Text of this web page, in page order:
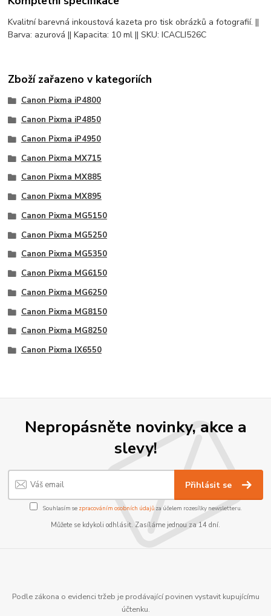
Kvalitní barevná inkoustová kazeta pro tisk obrázků a fotografií. ||
Barva: azurová || Kapacita: 10 ml || SKU: ICACLI526C
Zboží zařazeno v kategoriích
Canon Pixma iP4800
Canon Pixma iP4850
Canon Pixma iP4950
Canon Pixma MX715
Canon Pixma MX885
Canon Pixma MX895
Canon Pixma MG5150
Canon Pixma MG5250
Canon Pixma MG5350
Canon Pixma MG6150
Canon Pixma MG6250
Canon Pixma MG8150
Canon Pixma MG8250
Canon Pixma IX6550
Nepropásněte novinky, akce a
slevy!
Přihlásit se
Souhlasím se zpracováním osobních údajůza účelem rozesílky newsletteru.
Můžete se kdykoli odhlásit. Zasíláme jednou za 14 dní.
Podle zákona o evidenci tržeb je prodávající povinen vystavit kupujícímu
účtenku.